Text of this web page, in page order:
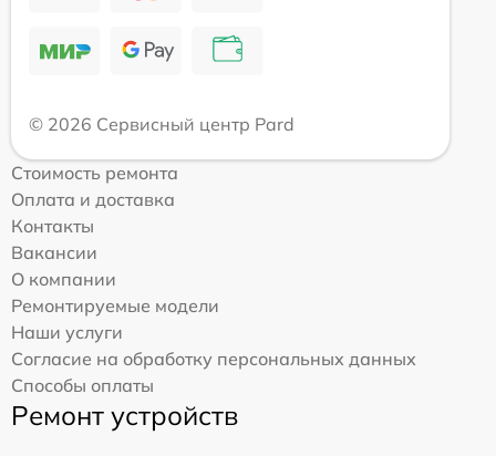
© 2026 Сервисный центр Pard
Стоимость ремонта
Оплата и доставка
Контакты
Вакансии
О компании
Ремонтируемые модели
Наши услуги
Согласие на обработку персональных данных
Способы оплаты
Ремонт устройств